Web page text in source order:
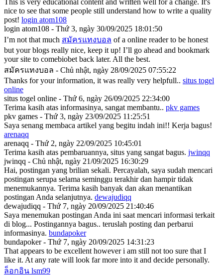
nice to see that some people still understand how to write a quality
post! login atom108
login atom108 - Thứ 3, ngày 30/09/2025 18:01:50
I’m not that much สมัครแทงบอล of a online reader to be honest
but your blogs really nice, keep it up! I’ll go ahead and bookmark
your site to comebiobet back later. All the best.
สมัครแทงบอล - Chủ nhật, ngày 28/09/2025 07:55:22
Thanks for your information, it was really very helpfull.. situs togel
online
situs togel online - Thứ 6, ngày 26/09/2025 22:34:00
Terima kasih atas informasinya, sangat membantu.. pkv games
pkv games - Thứ 3, ngày 23/09/2025 11:25:51
Saya senang membaca artikel yang begitu indah ini!! Kerja bagus!
arenaqq
arenaqq - Thứ 2, ngày 22/09/2025 10:45:01
Terima kasih atas pembaruannya, situs yang sangat bagus. jwinqq
jwinqq - Chủ nhật, ngày 21/09/2025 16:30:29
Hai, postingan yang brilian sekali. Percayalah, saya sudah mencari
postingan serupa selama seminggu terakhir dan hampir tidak
menemukannya. Terima kasih banyak dan akan menantikan
postingan Anda selanjutnya. dewajudiqq
dewajudiqq - Thứ 7, ngày 20/09/2025 21:40:46
Saya menemukan postingan Anda ini saat mencari informasi terkait
di blog... Postingannya bagus.. teruslah posting dan perbarui
informasinya. bundapoker
bundapoker - Thứ 7, ngày 20/09/2025 14:31:23
That appears to be excellent however i am still not too sure that I
like it. At any rate will look far more into it and decide personally.
ล็อกอิน lsm99